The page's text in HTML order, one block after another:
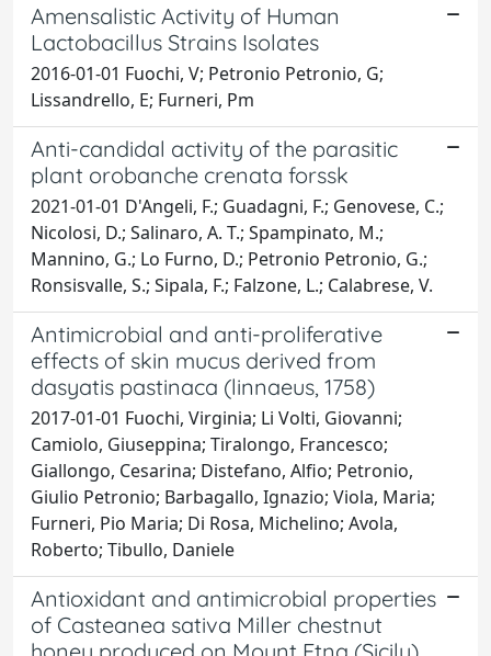
Amensalistic Activity of Human
Lactobacillus Strains Isolates
2016-01-01 Fuochi, V; Petronio Petronio, G;
Lissandrello, E; Furneri, Pm
Anti-candidal activity of the parasitic
plant orobanche crenata forssk
2021-01-01 D'Angeli, F.; Guadagni, F.; Genovese, C.;
Nicolosi, D.; Salinaro, A. T.; Spampinato, M.;
Mannino, G.; Lo Furno, D.; Petronio Petronio, G.;
Ronsisvalle, S.; Sipala, F.; Falzone, L.; Calabrese, V.
Antimicrobial and anti-proliferative
effects of skin mucus derived from
dasyatis pastinaca (linnaeus, 1758)
2017-01-01 Fuochi, Virginia; Li Volti, Giovanni;
Camiolo, Giuseppina; Tiralongo, Francesco;
Giallongo, Cesarina; Distefano, Alfio; Petronio,
Giulio Petronio; Barbagallo, Ignazio; Viola, Maria;
Furneri, Pio Maria; Di Rosa, Michelino; Avola,
Roberto; Tibullo, Daniele
Antioxidant and antimicrobial properties
of Casteanea sativa Miller chestnut